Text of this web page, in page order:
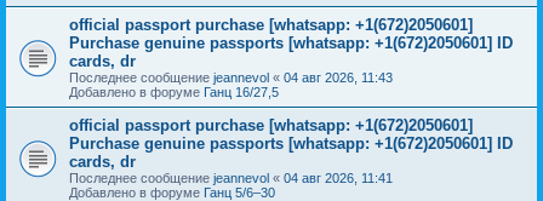
official passport purchase [whatsapp: +1(672)2050601]
Purchase genuine passports [whatsapp: +1(672)2050601] ID
cards, dr
Последнее сообщение jeannevol « 04 авг 2026, 11:43
Добавлено в форуме Ганц 16/27,5
official passport purchase [whatsapp: +1(672)2050601]
Purchase genuine passports [whatsapp: +1(672)2050601] ID
cards, dr
Последнее сообщение jeannevol « 04 авг 2026, 11:41
Добавлено в форуме Ганц 5/6–30